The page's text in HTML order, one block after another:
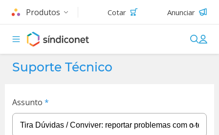
Produtos Cotar Anunciar
Suporte Técnico
Assunto